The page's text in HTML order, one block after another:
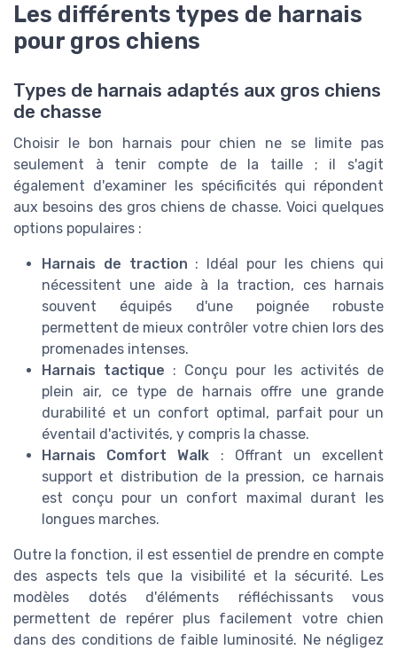
Les différents types de harnais
pour gros chiens
Types de harnais adaptés aux gros chiens
de chasse
Choisir le bon harnais pour chien ne se limite pas
seulement à tenir compte de la taille ; il s'agit
également d'examiner les spécificités qui répondent
aux besoins des gros chiens de chasse. Voici quelques
options populaires :
Harnais de traction : Idéal pour les chiens qui
nécessitent une aide à la traction, ces harnais
souvent équipés d'une poignée robuste
permettent de mieux contrôler votre chien lors des
promenades intenses.
Harnais tactique : Conçu pour les activités de
plein air, ce type de harnais offre une grande
durabilité et un confort optimal, parfait pour un
éventail d'activités, y compris la chasse.
Harnais Comfort Walk : Offrant un excellent
support et distribution de la pression, ce harnais
est conçu pour un confort maximal durant les
longues marches.
Outre la fonction, il est essentiel de prendre en compte
des aspects tels que la visibilité et la sécurité. Les
modèles dotés d'éléments réfléchissants vous
permettent de repérer plus facilement votre chien
dans des conditions de faible luminosité. Ne négligez